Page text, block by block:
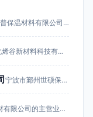
济南恒普保温材料有限公司成立于201…
河北烯谷新材料科技有限公司成立于20…
宁波市鄞州世硕保温材料有限公司成立于…
杭州祥尊建材有限公司的主营业务为建筑…